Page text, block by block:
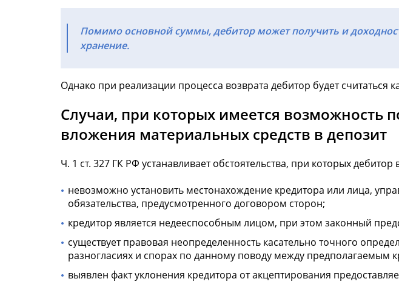
Помимо основной суммы, дебитор может получить и
хранение.
Однако при реализации процесса возврата дебитор будет считаться
Случаи, при которых имеется возможность
вложения материальных средств в депозит
Ч. 1 ст. 327 ГК РФ устанавливает обстоятельства, при которых
невозможно установить местонахождение кредитора или лица,
обязательства, предусмотренного договором сторон;
кредитор является недееспособным лицом, при этом законный
существует правовая неопределенность касательно точного
разногласиях и спорах по данному поводу между
выявлен факт уклонения кредитора от акцептирования